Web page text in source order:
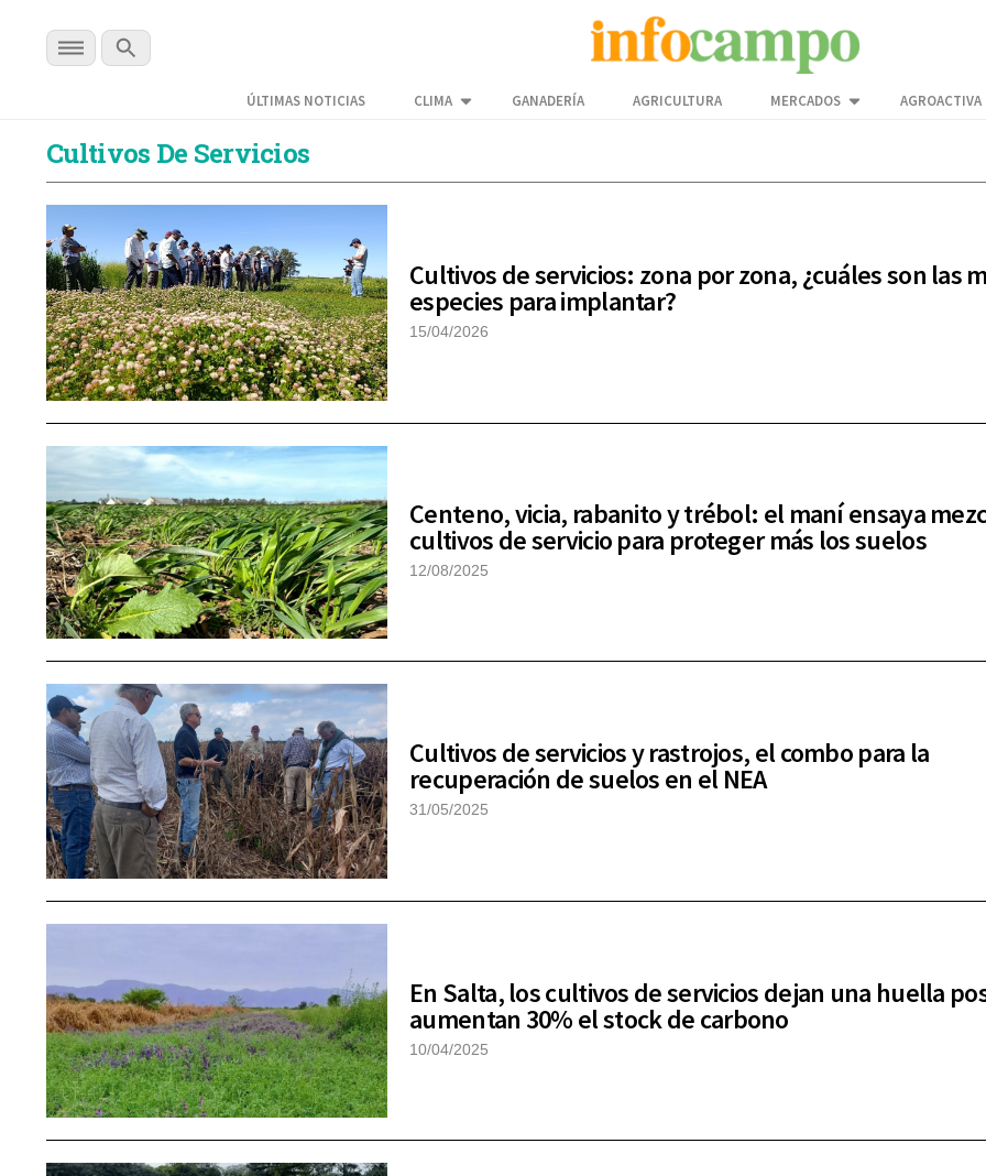
ÚLTIMAS NOTICIAS CLIMA GANADERÍA AGRICULTURA MERCADOS AGROACTIVA
Cultivos De Servicios
Cultivos de servicios: zona por zona, ¿cuáles son las
especies para implantar?
15/04/2026
Centeno, vicia, rabanito y trébol: el maní ensaya
cultivos de servicio para proteger más los suelos
12/08/2025
Cultivos de servicios y rastrojos, el combo para la
recuperación de suelos en el NEA
31/05/2025
En Salta, los cultivos de servicios dejan una huella
aumentan 30% el stock de carbono
10/04/2025